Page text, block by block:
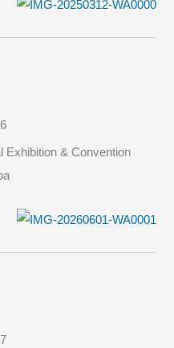
Exhibition & Convention